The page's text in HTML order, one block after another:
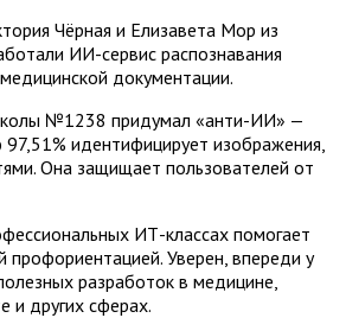
Чёрная и Елизавета Мор из
ИИ-сервис распознавания
документации.
№1238 придумал «анти-ИИ» —
идентифицирует изображения,
Она защищает пользователей от
ИТ-классах помогает
профориентацией. Уверен, впереди у
разработок в медицине,
и других сферах.